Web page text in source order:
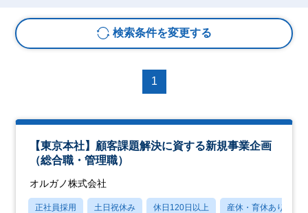
検索条件を変更する
1
【東京本社】顧客課題解決に資する新規事業企画
（総合職・管理職）
オルガノ株式会社
正社員採用 土日祝休み 休日120日以上 産休・育休あり